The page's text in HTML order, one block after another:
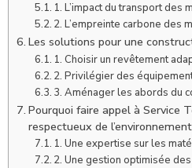
1. L’impact du transport des
2. L’empreinte carbone des
Les solutions pour une
1. Choisir un revêtement
2. Privilégier des
3. Aménager les abords du
Pourquoi faire appel à Service
respectueux de
1. Une expertise sur les
2. Une gestion optimisée